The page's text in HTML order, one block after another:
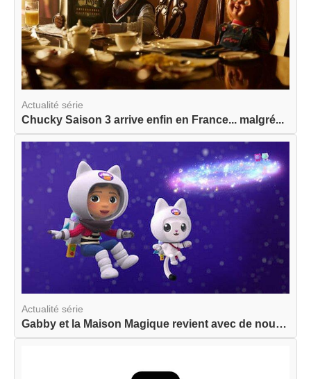
Actualité série
Chucky Saison 3 arrive enfin en France... malgré...
Actualité série
Gabby et la Maison Magique revient avec de nouve...